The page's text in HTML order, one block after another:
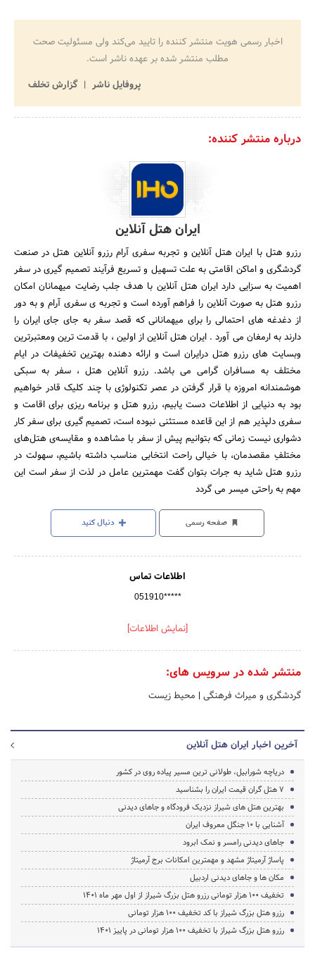
اخبار رسمی هویت منتشر کننده را تایید می‌کند ولی مسئولیت صحت
مطلب منتشر شده بر عهده ناشر است.
پروفایل ناشر
گزارش تخلف
درباره منتشر کننده:
ایران هتل آنلاین
رزرو هتل با ایران هتل آنلاین و تجربه سفری آرام رزرو آنلاین هتل در صنعت
گردشگری و اماکن اقامتی به علت تسهیل و تسریع فرآیند تصمیم گیری در سفر
اهمیت به سزایی دارد ایران هتل آنلاین با هدف جلب رضایت میهمانان امکان
رزرو هتل به صورت آنلاین را فراهم آورده است و تجربه ی سفری آرام و به دور
از دغدغه های احتمالی را برای میهمانانی که قصد سفر به جای جای ایران را
دارند به ارمغان می آورد . ایران هتل آنلاین از اولین ، با قدمت ترین ومعتبرترین
وبسایت های رزرو هتل درایران است و ارائه دهنده بهترین تخفیفات در ایام
مختلف به مسافران گرامی می باشد. رزرو آنلاین هتل ، سفر به سبکی
هوشمندانه امروزه با قرار گرفتن در عصر تکنولوژی با چند کلیک قادر خواهیم
بود به دنیایی از اطلاعات دست یابیم، رزرو هتل و برنامه ریزی برای اقامت و
سفری دلپذیر هم از این قاعده مستثنی نبوده است، تصمیم گیری برای سفر کار
دشواری نیست زمانی که بتوانیم پیش از سفر با مشاهده و مقایسه‌ی هتل‌های
مختلفِ مقصدمان، با خیالی راحت انتخابی مناسب داشته باشیم، سهولت در
رزرو هتل شاید به جرات بتوان گفت مهمترین عامل در لذت از سفر است این
مهم به راحتی میسر می گردد
صفحه رسمی دنبال کنید
اطلاعات تماس
051910*****
[نمایش اطلاعات]
منتشر شده در سرویس های:
گردشگری و میراث فرهنگی | محیط زیست
آخرین اخبار ایران هتل آنلاین
دریاچه شورابیل، طولانی ترین مسیر پیاده روی در کشور
7 هتل گران قیمت ایران را بشناسید
بهترین هتل های شیراز نزدیک فرودگاه و جاهای دیدنی
آشنایی با 10 جنگل معروف ایران
جاهای دیدنی رامسر و نمک ابرود
پاساژ آرمیتاژ مشهد و مهمترین امکانات برج آرمیتاژ
مکان ها و جاهای دیدنی اردبیل
تخفیف 100 هزار تومانی رزرو هتل بزرگ شیراز از اول مهر ماه 1401
رزرو هتل بزرگ شیراز با کد تخفیف 100 هزار تومانی
رزرو هتل بزرگ شیراز با تخفیف 100 هزار تومانی در پاییز 1401